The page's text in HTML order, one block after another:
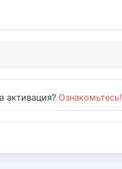
активация?Ознакомьтесь!